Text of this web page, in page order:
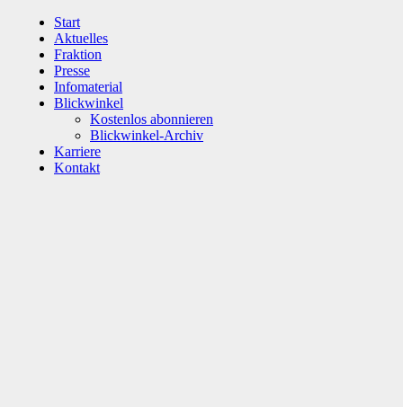
Start
Aktuelles
Fraktion
Presse
Infomaterial
Blickwinkel
Kostenlos abonnieren
Blickwinkel-Archiv
Karriere
Kontakt